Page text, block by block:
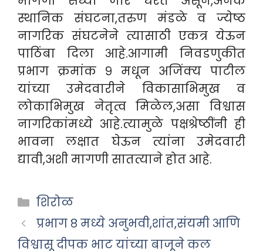
स्थानिक संघटना,तरुण मंडळे व ज्येष्ठ
नागरिक संघटनेने त्यासाठी एकत्र येऊन
पाठिंबा दिला आहे.आगामी निवडणुकीत
प्रभाग क्रमांक ९ मधून अजिंक्य पाटील
यांच्या उमेदवारीने विकासाभिमुख व
लोकाभिमुख नेतृत्व मिळेल,असा विश्वास
नागरिकांमध्ये आहे.त्यामुळे पक्षश्रेष्ठींनी ही
भावना लक्षात घेऊन त्यांना उमेदवारी
द्यावी,अशी मागणी सातत्याने होत आहे.
Categories
शिरोळ
प्रभाग ८ मध्ये अनुभवी,शांत,संयमी आणि
विश्वासू दीपक भाट यांच्या बाजूने कल